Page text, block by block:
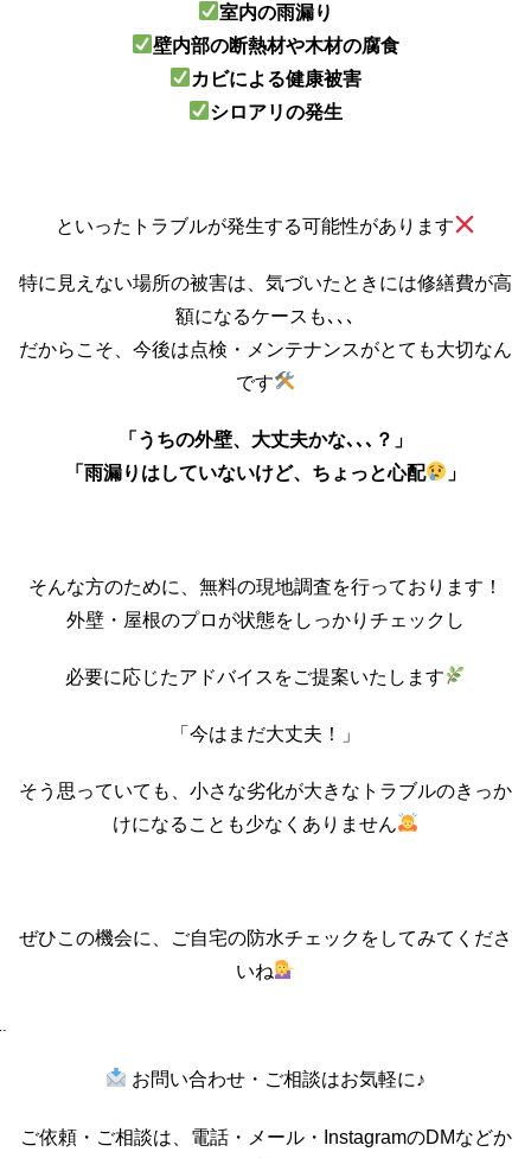
室内の雨漏り
壁内部の断熱材や木材の腐食
カビによる健康被害
シロアリの発生
といったトラブルが発生する可能性があります
特に見えない場所の被害は、気づいたときには修繕費が高
額になるケースも､､､
だからこそ、今後は点検・メンテナンスがとても大切なん
です
「うちの外壁、大丈夫かな､､､？」
「雨漏りはしていないけど、ちょっと心配
」
そんな方のために、無料の現地調査を行っております！
外壁・屋根のプロが状態をしっかりチェックし
必要に応じたアドバイスをご提案いたします
「今はまだ大丈夫！」
そう思っていても、小さな劣化が大きなトラブルのきっか
けになることも少なくありません
ぜひこの機会に、ご自宅の防水チェックをしてみてくださ
いね
お問い合わせ・ご相談はお気軽に♪
ご依頼・ご相談は、電話・メール・InstagramのDMなどか